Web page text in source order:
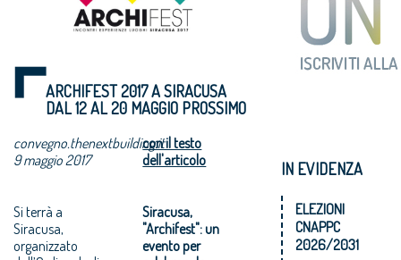
ARCHIFEST 2017 A SIRACUSA
DAL 12 AL 20 MAGGIO PROSSIMO
convegno.thenextbuilding.it
9 maggio 2017
Si terrà a
Siracusa,
organizzato
con il testo
dell'articolo
Siracusa,
"Archifest": un
evento per
IN EVIDENZA
ELEZIONI
CNAPPC
2026/2031